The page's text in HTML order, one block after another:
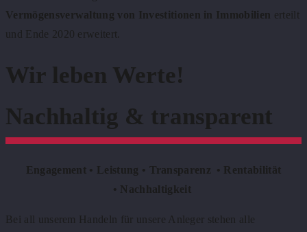
Vermögensverwaltung von Investitionen in Immobilien erteilt
und Ende 2020 erweitert.
Wir leben Werte!
Nachhaltig & transparent
Engagement • Leistung • Transparenz • Rentabilität
• Nachhaltigkeit
Bei all unserem Handeln für unsere Anleger stehen alle